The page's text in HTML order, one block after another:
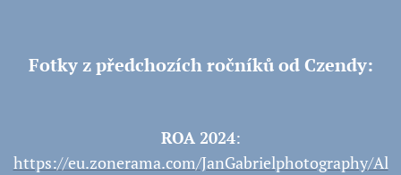
Fotky z předchozích ročníků od Czendy:
ROA 2024:
https://eu.zonerama.com/JanGabrielphotography/Al